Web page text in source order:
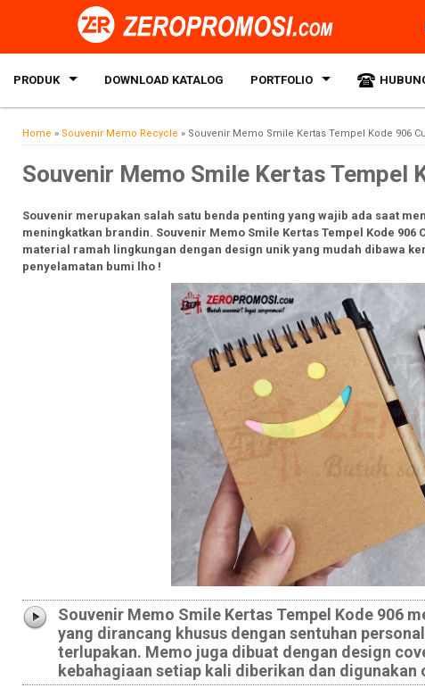
PRODUK DOWNLOAD KATALOG PORTFOLIO
Home » Souvenir Memo Recycle » Souvenir Memo Smile Kertas Tempel Kode 906
Souvenir Memo Smile Kertas Tempel
Souvenir merupakan salah satu benda penting yang wajib ada saat
meningkatkan brandin. Souvenir Memo Smile Kertas Tempel Kode
material ramah lingkungan dengan design unik yang mudah dibawa
penyelamatan bumi lho !
Souvenir Memo Smile Kertas Tempel Kode 906
yang dirancang khusus dengan sentuhan
terlupakan. Memo juga dibuat dengan design
kebahagiaan setiap kali diberikan dan digunakan